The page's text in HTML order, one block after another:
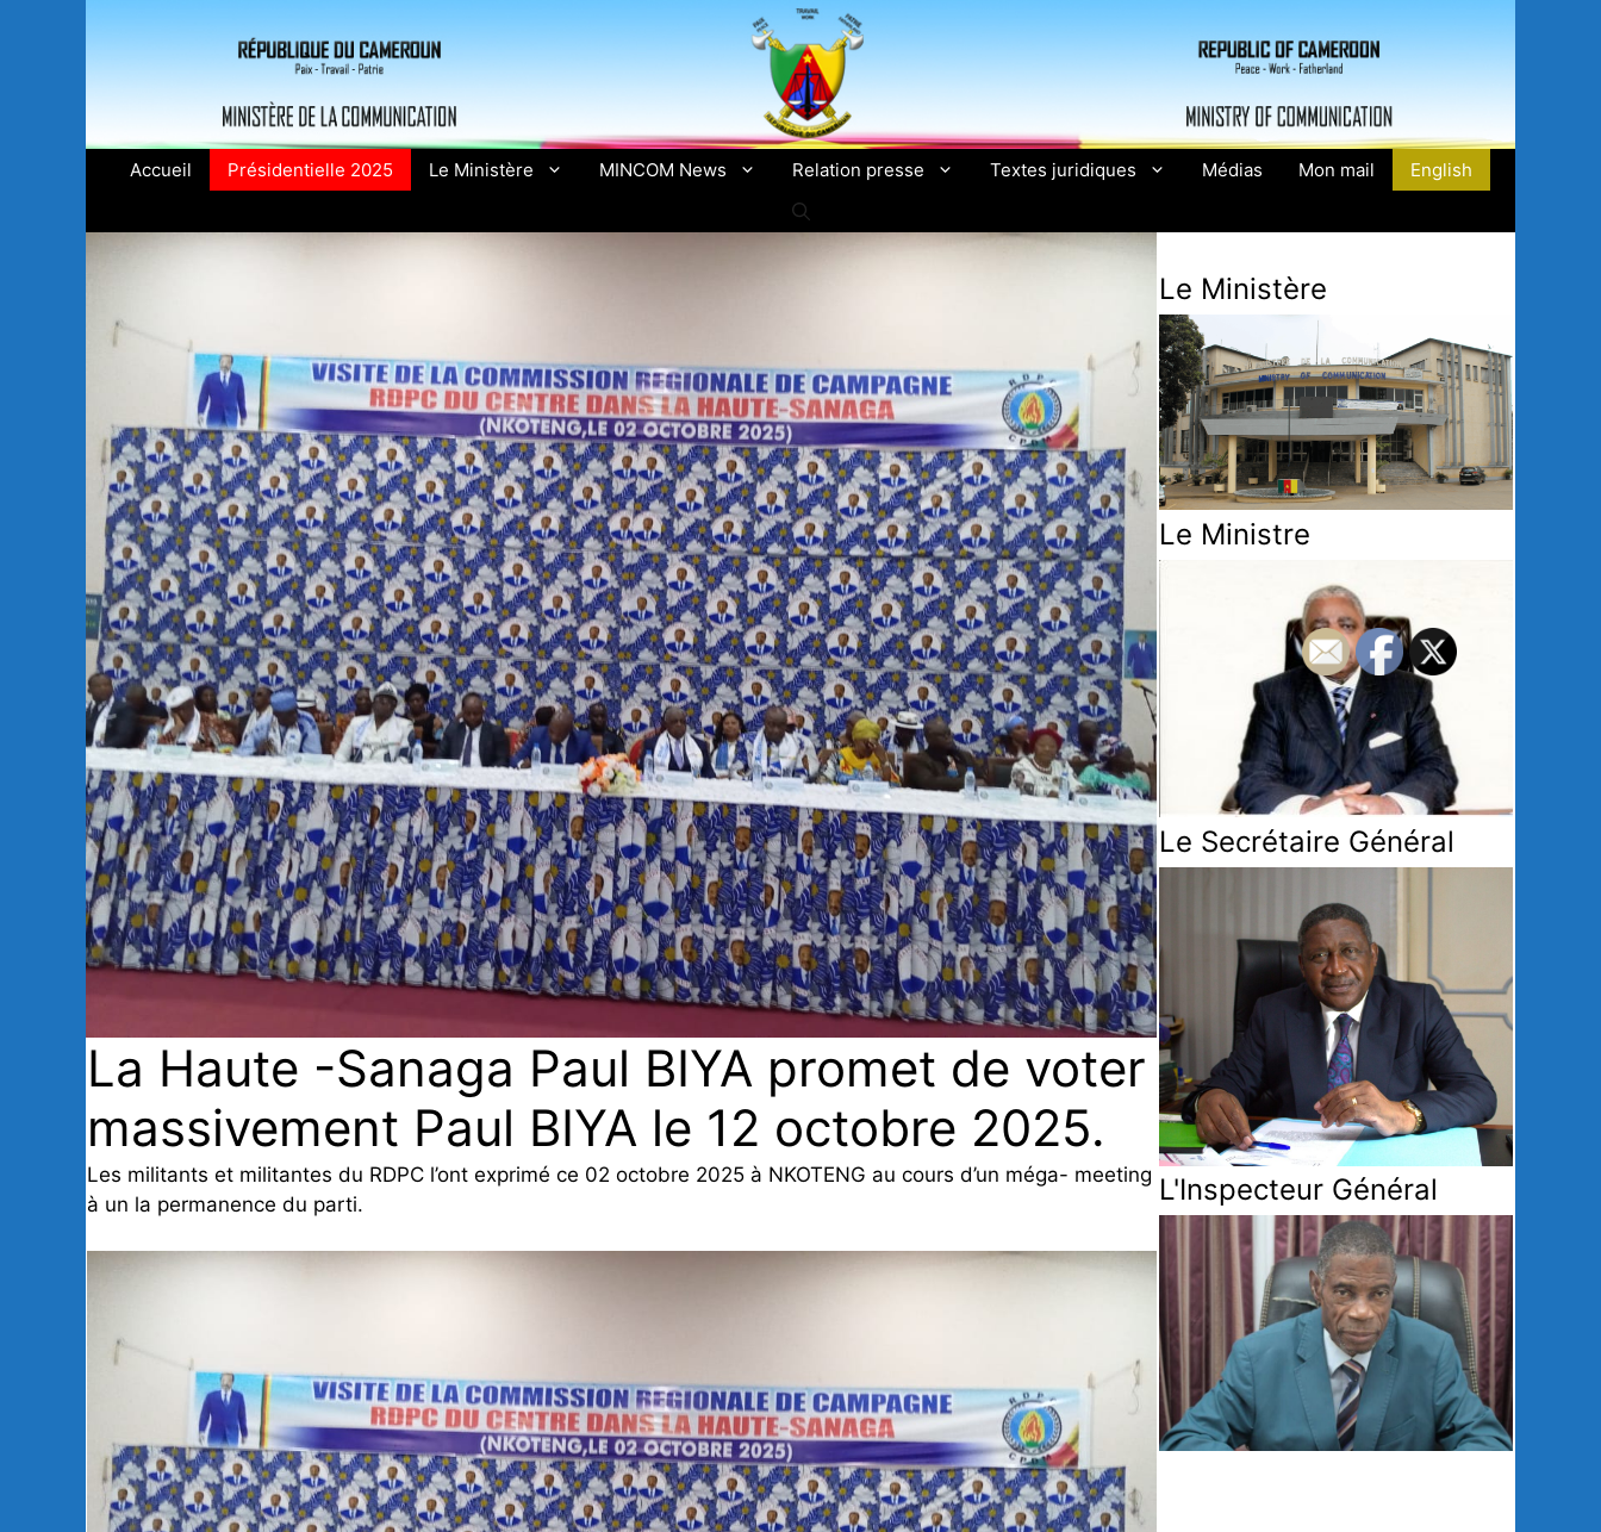
Accueil Présidentielle 2025 Le Ministère MINCOM News Relation presse Textes juridiques Médias Mon mail English
La Haute -Sanaga Paul BIYA promet de voter
massivement Paul BIYA le 12 octobre 2025.
Les militants et militantes du RDPC l’ont exprimé ce 02 octobre 2025 à NKOTENG au cours d’un méga- meeting
à un la permanence du parti.
Le Ministère
Le Ministre
Le Secrétaire Général
L'Inspecteur Général